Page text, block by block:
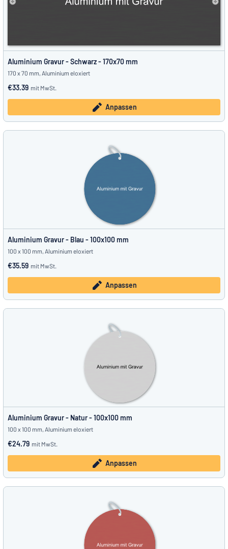
Aluminium Gravur - Schwarz - 170x70 mm
170 x 70 mm, Aluminium eloxiert
€33.39 mit MwSt.
Anpassen
Aluminium Gravur - Blau - 100x100 mm
100 x 100 mm, Aluminium eloxiert
€35.59 mit MwSt.
Anpassen
Aluminium Gravur - Natur - 100x100 mm
100 x 100 mm, Aluminium eloxiert
€24.79 mit MwSt.
Anpassen